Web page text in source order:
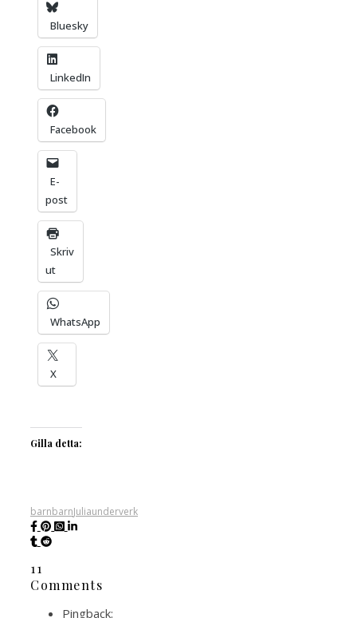
Bluesky
LinkedIn
Facebook
E-
post
Skriv
ut
WhatsApp
X
Gilla detta:
barnbarnJuliaunderverk
11
Comments
Pingback: